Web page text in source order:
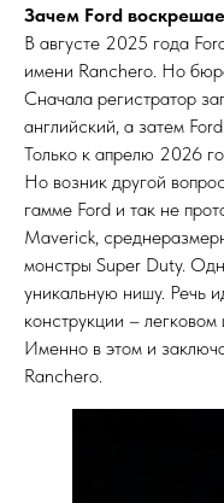
Зачем Ford
В августе 2025 года
имени Ranchero. Но
Сначала регистратор
английский, а затем
Только к апрелю 2026
Но возник другой
гамме Ford и так не
Maverick,
монстры Super Duty.
уникальную нишу. Речь
конструкции –
Именно в этом и
Ranchero.